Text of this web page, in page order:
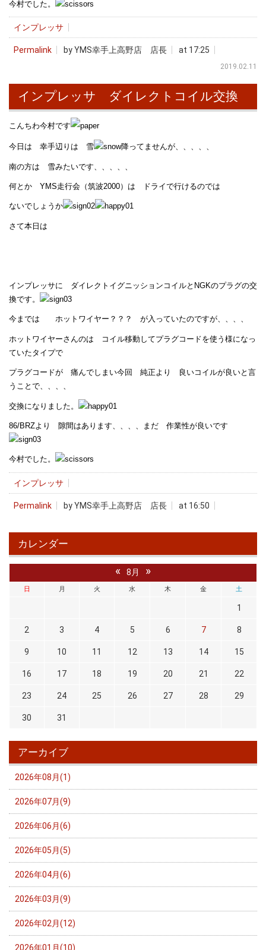
今村でした。
インプレッサ
Permalink by YMS幸手上高野店 店長 at 17:25
2019.02.11
インプレッサ ダイレクトコイル交換
こんちわ今村です
今日は 幸手辺りは 雪 降ってませんが、、、、、
南の方は 雪みたいです、、、、、
何とか YMS走行会（筑波2000）は ドライで行けるのでは
ないでしょうか
さて本日は
インプレッサに ダイレクトイグニッションコイルとNGKのプラグの交
換です。
今までは ホットワイヤー？？？ が入っていたのですが、、、、
ホットワイヤーさんのは コイル移動してプラグコードを使う様になっ
ていたタイプで
プラグコードが 痛んでしまい今回 純正より 良いコイルが良いと言
うことで、、、、
交換になりました。
86/BRZより 隙間はあります、、、、まだ 作業性が良いです
今村でした。
インプレッサ
Permalink by YMS幸手上高野店 店長 at 16:50
カレンダー
« 8月 »
日 月 火 水 木 金 土
1
2 3 4 5 6 7 8
9 10 11 12 13 14 15
16 17 18 19 20 21 22
23 24 25 26 27 28 29
30 31
アーカイブ
2026年08月(1)
2026年07月(9)
2026年06月(6)
2026年05月(5)
2026年04月(6)
2026年03月(9)
2026年02月(12)
2026年01月(10)